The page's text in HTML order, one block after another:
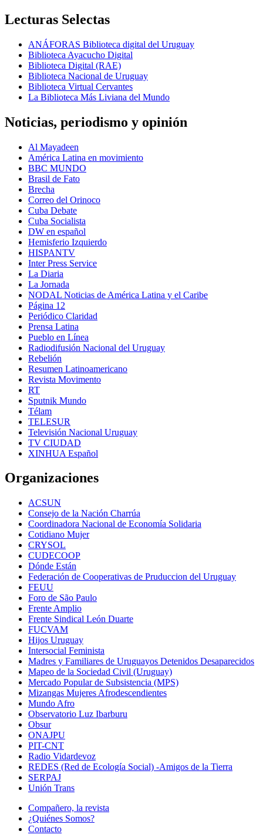
Lecturas Selectas
ANÁFORAS Biblioteca digital del Uruguay
Biblioteca Ayacucho Digital
Biblioteca Digital (RAE)
Biblioteca Nacional de Uruguay
Biblioteca Virtual Cervantes
La Biblioteca Más Liviana del Mundo
Noticias, periodismo y opinión
Al Mayadeen
América Latina en movimiento
BBC MUNDO
Brasil de Fato
Brecha
Correo del Orinoco
Cuba Debate
Cuba Socialista
DW en español
Hemisferio Izquierdo
HISPANTV
Inter Press Service
La Diaria
La Jornada
NODAL Noticias de América Latina y el Caribe
Página 12
Periódico Claridad
Prensa Latina
Pueblo en Línea
Radiodifusión Nacional del Uruguay
Rebelión
Resumen Latinoamericano
Revista Movimento
RT
Sputnik Mundo
Télam
TELESUR
Televisión Nacional Uruguay
TV CIUDAD
XINHUA Español
Organizaciones
ACSUN
Consejo de la Nación Charrúa
Coordinadora Nacional de Economía Solidaria
Cotidiano Mujer
CRYSOL
CUDECOOP
Dónde Están
Federación de Cooperativas de Pruduccion del Uruguay
FEUU
Foro de São Paulo
Frente Amplio
Frente Sindical León Duarte
FUCVAM
Hijos Uruguay
Intersocial Feminista
Madres y Familiares de Uruguayos Detenidos Desaparecidos
Mapeo de la Sociedad Civil (Uruguay)
Mercado Popular de Subsistencia (MPS)
Mizangas Mujeres Afrodescendientes
Mundo Afro
Observatorio Luz Ibarburu
Obsur
ONAJPU
PIT-CNT
Radio Vidardevoz
REDES (Red de Ecología Social) -Amigos de la Tierra
SERPAJ
Unión Trans
Compañero, la revista
¿Quiénes Somos?
Contacto